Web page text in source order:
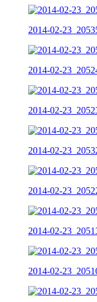
2014-02-
2014-02-
2014-02-
2014-02-
2014-02-
2014-02-
2014-02-